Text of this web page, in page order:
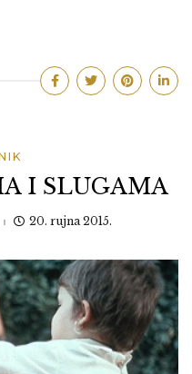
I SLUGAMA
20. rujna 2015.